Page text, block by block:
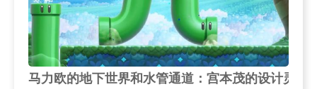
马力欧的地下世界和水管通道：宫本茂的设计灵感